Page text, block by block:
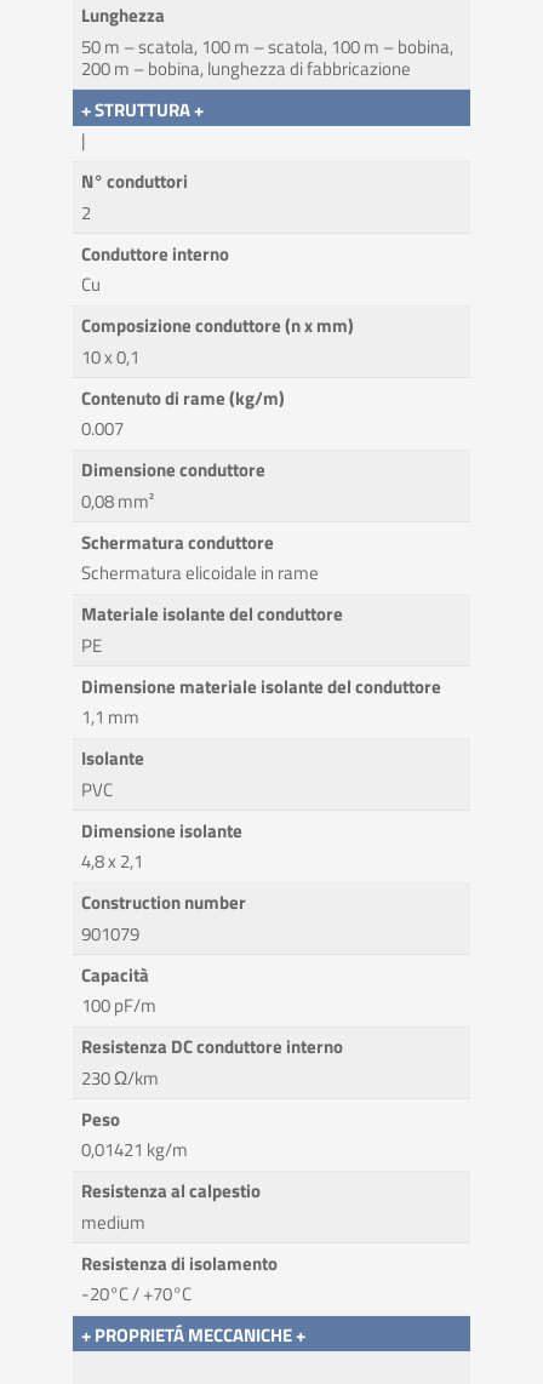
Lunghezza
50 m – scatola, 100 m – scatola, 100 m – bobina,
200 m – bobina, lunghezza di fabbricazione
+ STRUTTURA +
|
N° conduttori
2
Conduttore interno
Cu
Composizione conduttore (n x mm)
10 x 0,1
Contenuto di rame (kg/m)
0.007
Dimensione conduttore
0,08 mm²
Schermatura conduttore
Schermatura elicoidale in rame
Materiale isolante del conduttore
PE
Dimensione materiale isolante del conduttore
1,1 mm
Isolante
PVC
Dimensione isolante
4,8 x 2,1
Construction number
901079
Capacità
100 pF/m
Resistenza DC conduttore interno
230 Ω/km
Peso
0,01421 kg/m
Resistenza al calpestio
medium
Resistenza di isolamento
-20°C / +70°C
+ PROPRIETÁ MECCANICHE +